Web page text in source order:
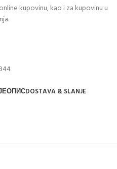
kupovinu, kao i za kupovinu u
ОПИСDOSTAVA & SLANJE